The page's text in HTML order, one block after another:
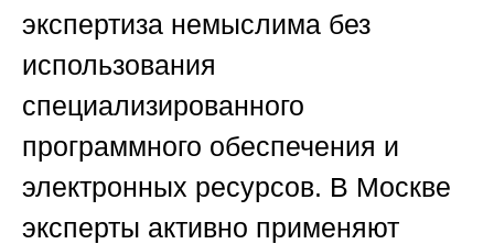
экспертиза немыслима без
использования
специализированного
программного обеспечения и
электронных ресурсов. В Москве
эксперты активно применяют